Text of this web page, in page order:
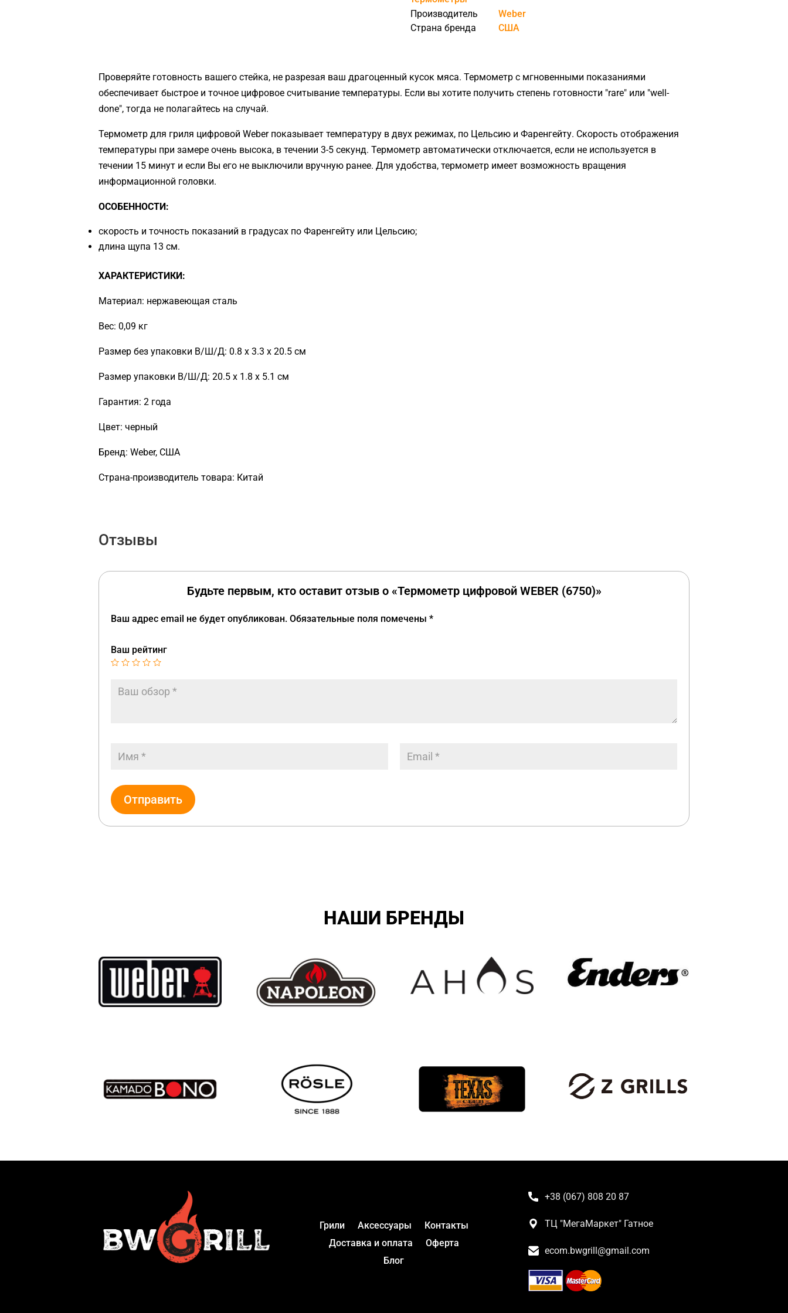
КУХОННЫЕ
ПРИНАДЛЕЖНОСТИ
ПИЦЦЫ
ПОДСТАВКИ И СТОЛЫ ДЛЯ
Производитель
Weber
Страна бренда
США
Проверяйте готовность вашего стейка, не разрезая ваш драгоценный кусок мяса. Термометр с мгновенными показаниями
обеспечивает быстрое и точное цифровое считывание температуры. Если вы хотите получить степень готовности "rare" или "well-
done", тогда не полагайтесь на случай.
Термометр для гриля цифровой Weber показывает температуру в двух режимах, по Цельсию и Фаренгейту. Скорость отображения
температуры при замере очень высока, в течении 3-5 секунд. Термометр автоматически отключается, если не используется в
течении 15 минут и если Вы его не выключили вручную ранее. Для удобства, термометр имеет возможность вращения
информационной головки.
ОСОБЕННОСТИ:
скорость и точность показаний в градусах по Фаренгейту или Цельсию;
длина щупа 13 см.
ХАРАКТЕРИСТИКИ:
Материал: нержавеющая сталь
Вес: 0,09 кг
Размер без упаковки В/Ш/Д: 0.8 х 3.3 х 20.5 см
Размер упаковки В/Ш/Д: 20.5 х 1.8 х 5.1 см
Гарантия: 2 года
Цвет: черный
Бренд: Weber, США
Страна-производитель товара: Китай
Отзывы
Будьте первым, кто оставит отзыв о «Термометр цифровой WEBER (6750)»
Ваш адрес email не будет опубликован. Обязательные поля помечены *
Ваш рейтинг
Отправить
НАШИ БРЕНДЫ
Грили Аксессуары
Контакты
Доставка и оплата
Оферта
Блог
+38 (067) 808 20 87
ТЦ "МегаМаркет" Гатное
ecom.bwgrill@gmail.com